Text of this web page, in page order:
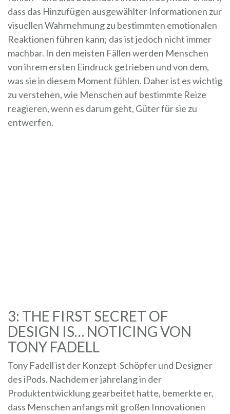
dass das Hinzufügen ausgewählter Informationen zur
visuellen Wahrnehmung zu bestimmten emotionalen
Reaktionen führen kann; das ist jedoch nicht immer
machbar. In den meisten Fällen werden Menschen
von ihrem ersten Eindruck getrieben und von dem,
was sie in diesem Moment fühlen. Daher ist es wichtig
zu verstehen, wie Menschen auf bestimmte Reize
reagieren, wenn es darum geht, Güter für sie zu
entwerfen.
3: THE FIRST SECRET OF
DESIGN IS… NOTICING VON
TONY FADELL
Tony Fadell ist der Konzept-Schöpfer und Designer
des iPods. Nachdem er jahrelang in der
Produktentwicklung gearbeitet hatte, bemerkte er,
dass Menschen anfangs mit großen Innovationen